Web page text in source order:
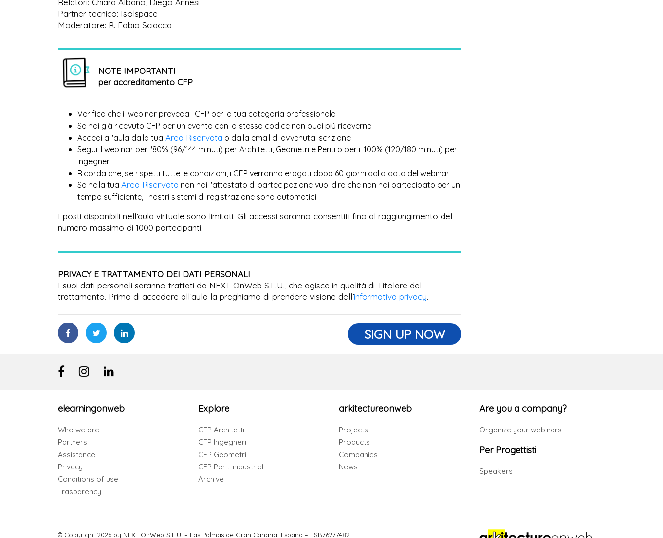
Relatori: Chiara Albano, Diego Annesi
Partner tecnico: Isolspace
Moderatore: R. Fabio Sciacca
NOTE IMPORTANTI
per accreditamento CFP
Verifica che il webinar preveda i CFP per la tua categoria professionale
Se hai già ricevuto CFP per un evento con lo stesso codice non puoi più riceverne
Accedi all'aula dalla tua Area Riservata o dalla email di avvenuta iscrizione
Segui il webinar per l'80% (96/144 minuti) per Architetti, Geometri e Periti o per il 100% (120/180 minuti) per
Ingegneri
Ricorda che, se rispetti tutte le condizioni, i CFP verranno erogati dopo 60 giorni dalla data del webinar
Se nella tua Area Riservata non hai l'attestato di partecipazione vuol dire che non hai partecipato per un
tempo sufficiente, i nostri sistemi di registrazione sono automatici.
I posti disponibili nell’aula virtuale sono limitati. Gli accessi saranno consentiti fino al raggiungimento del
numero massimo di 1000 partecipanti.
PRIVACY E TRATTAMENTO DEI DATI PERSONALI
I suoi dati personali saranno trattati da NEXT OnWeb S.L.U., che agisce in qualità di Titolare del
trattamento. Prima di accedere all’aula la preghiamo di prendere visione dell’informativa privacy.
SIGN UP NOW
elearningonweb
Who we are
Partners
Assistance
Privacy
Conditions of use
Trasparency
Explore
CFP Architetti
CFP Ingegneri
CFP Geometri
CFP Periti industriali
Archive
arkitectureonweb
Projects
Products
Companies
News
Are you a company?
Organize your webinars
Per Progettisti
Speakers
© Copyright 2026 by NEXT OnWeb S.L.U. – Las Palmas de Gran Canaria. España – ESB76277482